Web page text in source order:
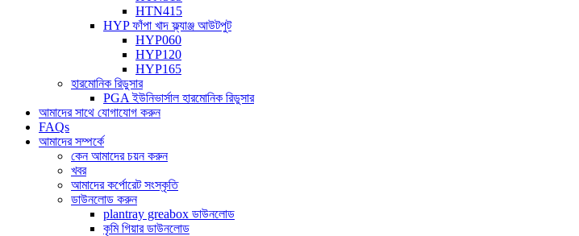
HTN415
HYP ফাঁপা খাদ ফ্ল্যাঞ্জ আউটপুট
HYP060
HYP120
HYP165
হারমোনিক রিডুসার
PGA ইউনিভার্সাল হারমোনিক রিডুসার
আমাদের সাথে যোগাযোগ করুন
FAQs
আমাদের সম্পর্কে
কেন আমাদের চয়ন করুন
খবর
আমাদের কর্পোরেট সংস্কৃতি
ডাউনলোড করুন
plantray greabox ডাউনলোড
কৃমি গিয়ার ডাউনলোড